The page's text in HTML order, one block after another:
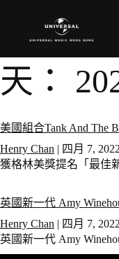
天：
美國組合Tank And The
Henry Chan | 四月 7, 2022
獲格林美獎提名「最佳
英國新一代 Amy
Henry Chan | 四月 7, 2022
英國新一代 Amy